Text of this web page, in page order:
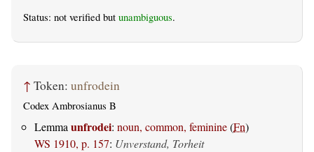
Status: not verified but unambiguous.
↑ Token: unfrodein
Codex Ambrosianus B
Lemmaunfrodei: noun, common, feminine(Fn)
WS 1910, p. 157: Unverstand, Torheit